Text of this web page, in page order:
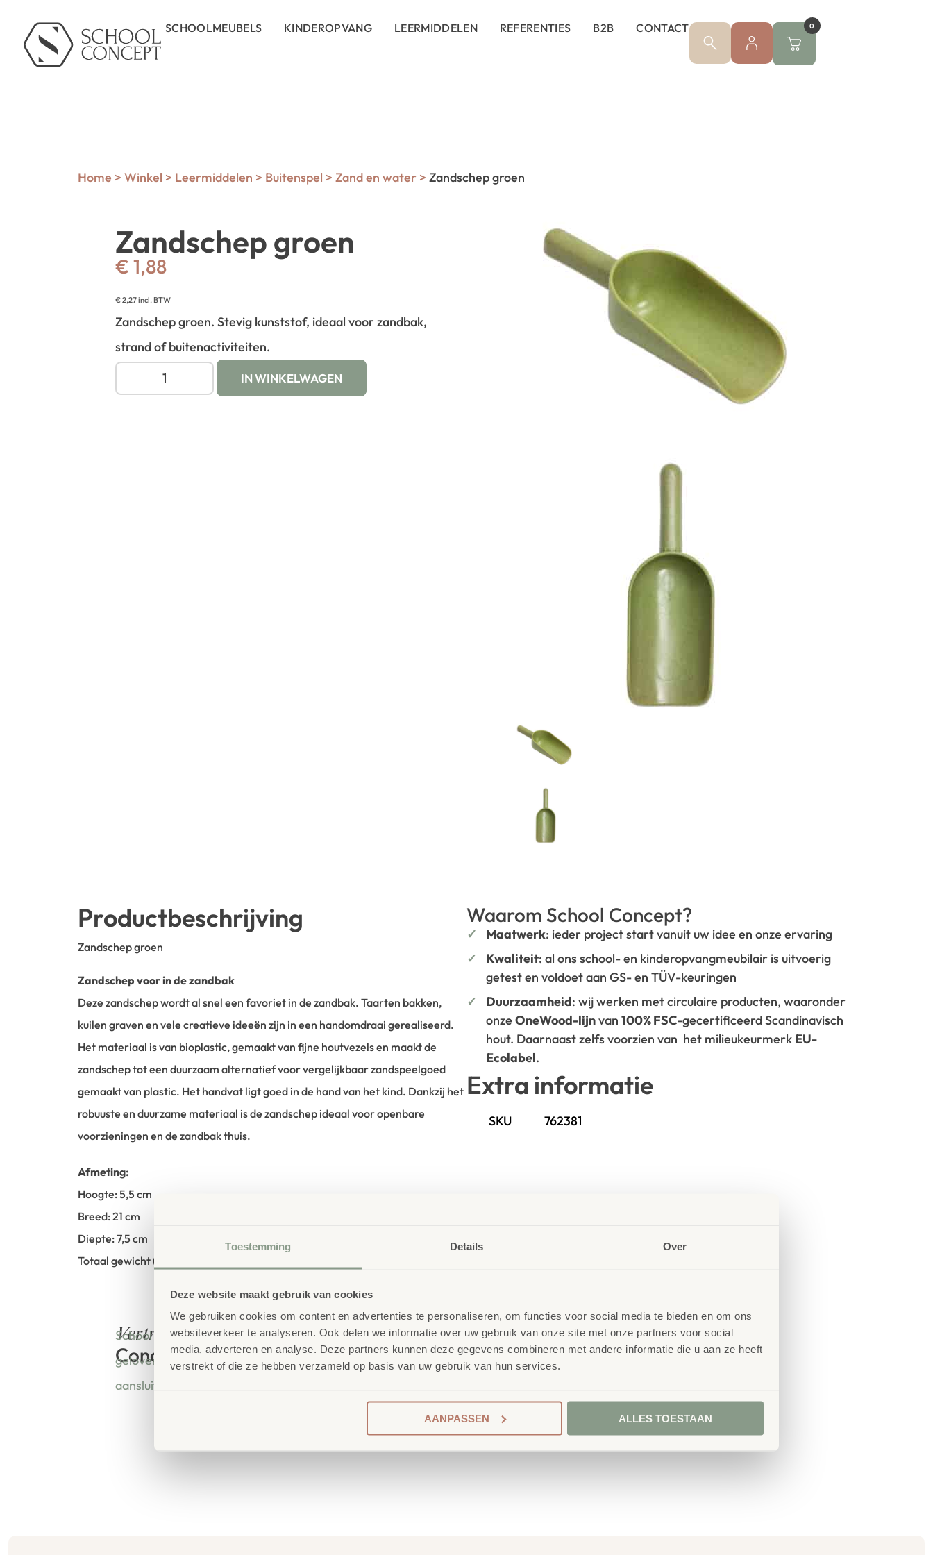
Toestemming Details Over
Deze website maakt gebruik van cookies
We gebruiken cookies om content en advertenties te personaliseren, om functies voor social media te bieden en om ons
websiteverkeer te analyseren. Ook delen we informatie over uw gebruik van onze site met onze partners voor social
media, adverteren en analyse. Deze partners kunnen deze gegevens combineren met andere informatie die u aan ze heeft
verstrekt of die ze hebben verzameld op basis van uw gebruik van hun services.
AANPASSEN ALLES TOESTAAN
SCHOOLMEUBELS KINDEROPVANG LEERMIDDELEN REFERENTIES B2B CONTACT 0
Home > Winkel > Leermiddelen > Buitenspel > Zand en water > Zandschep groen
Zandschep groen
€ 1,88
€2,27incl. BTW
Zandschep groen. Stevig kunststof, ideaal voor zandbak,
strand of buitenactiviteiten.
IN WINKELWAGEN
Productbeschrijving
Zandschep groen
Zandschep voor in de zandbak
Deze zandschep wordt al snel een favoriet in de zandbak. Taarten bakken,
kuilen graven en vele creatieve ideeën zijn in een handomdraai gerealiseerd.
Het materiaal is van bioplastic, gemaakt van fijne houtvezels en maakt de
zandschep tot een duurzaam alternatief voor vergelijkbaar zandspeelgoed
gemaakt van plastic. Het handvat ligt goed in de hand van het kind. Dankzij het
robuuste en duurzame materiaal is de zandschep ideaal voor openbare
voorzieningen en de zandbak thuis.
Afmeting:
Hoogte: 5,5 cm
Breed: 21 cm
Diepte: 7,5 cm
Totaal gewicht (netto): 140g
Vertrouwdbestellen bij School
Concept
School Concept is de specialist in onderwijsmeubilair. Wij
geloven dat een leeromgeving inspireert wanneer deze
aansluit bij de behoeften van kinderen én leerkrachten.
Waarom School Concept?
Maatwerk: ieder project start vanuit uw idee en onze ervaring
Kwaliteit: al ons school- en kinderopvangmeubilair is uitvoerig
getest en voldoet aan GS- en TÜV-keuringen
Duurzaamheid: wij werken met circulaire producten, waaronder
onze OneWood-lijnvan 100% FSC-gecertificeerd Scandinavisch
hout. Daarnaast zelfs voorzien van het milieukeurmerk EU-
Ecolabel.
Extra informatie
SKU 762381